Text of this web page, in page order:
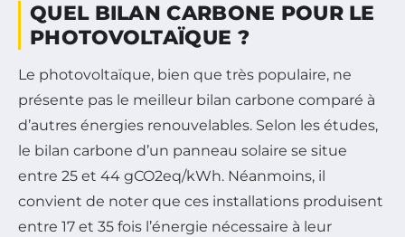
QUEL BILAN CARBONE POUR LE
PHOTOVOLTAÏQUE ?
Le photovoltaïque, bien que très populaire, ne
présente pas le meilleur bilan carbone comparé à
d’autres énergies renouvelables. Selon les études,
le bilan carbone d’un panneau solaire se situe
entre 25 et 44 gCO2eq/kWh. Néanmoins, il
convient de noter que ces installations produisent
entre 17 et 35 fois l’énergie nécessaire à leur